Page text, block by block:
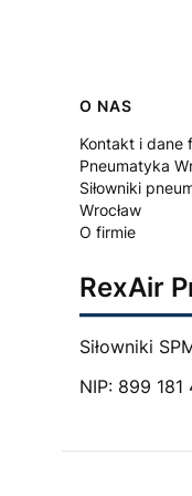
Linki w
O NAS
Kontakt i dane
Pneumatyka
Siłowniki
Wrocław
O firmie
RexAir
Siłowniki
NIP: 899